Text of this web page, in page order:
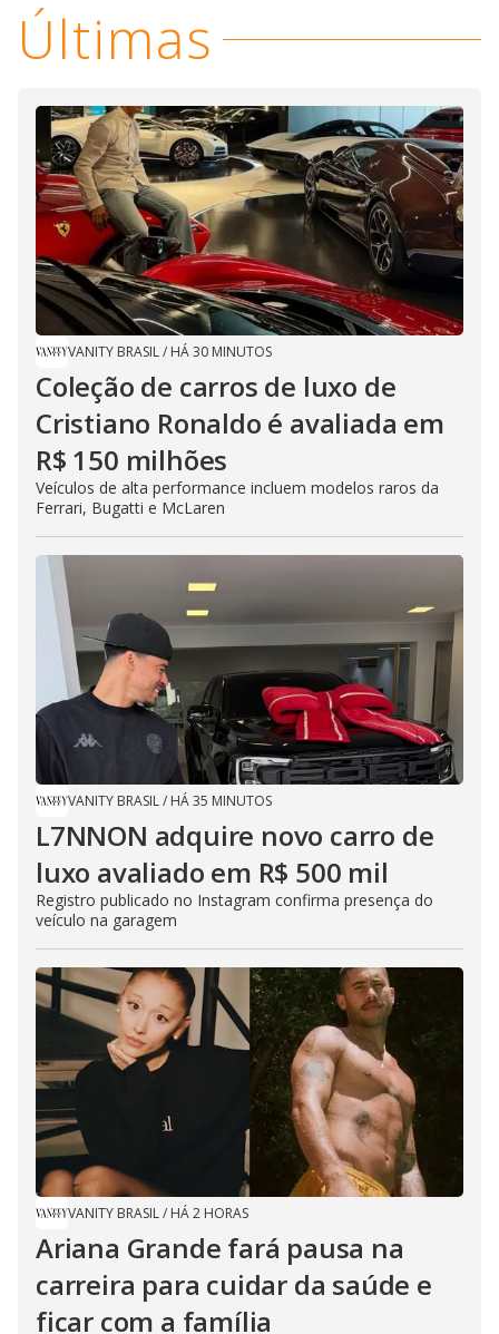
Últimas
VANITY BRASIL/ HÁ 30 MINUTOS
Coleção de carros de luxo de
Cristiano Ronaldo é avaliada em
R$ 150 milhões
Veículos de alta performance incluem modelos raros da
Ferrari, Bugatti e McLaren
VANITY BRASIL/ HÁ 35 MINUTOS
L7NNON adquire novo carro de
luxo avaliado em R$ 500 mil
Registro publicado no Instagram confirma presença do
veículo na garagem
VANITY BRASIL/ HÁ 2 HORAS
Ariana Grande fará pausa na
carreira para cuidar da saúde e
ficar com a família